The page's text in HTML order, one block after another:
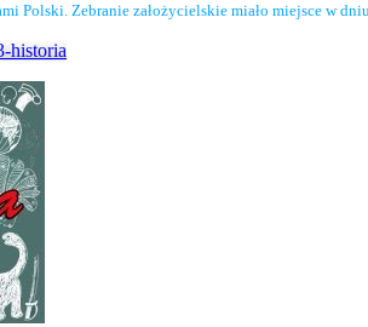
Polski. Zebranie założycielskie miało miejsce w
historia